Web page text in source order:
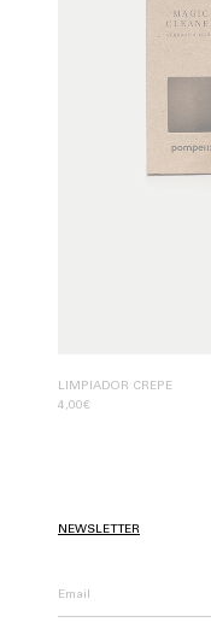
LIMPIADOR CREPE
4,00€
NEWSLETTER